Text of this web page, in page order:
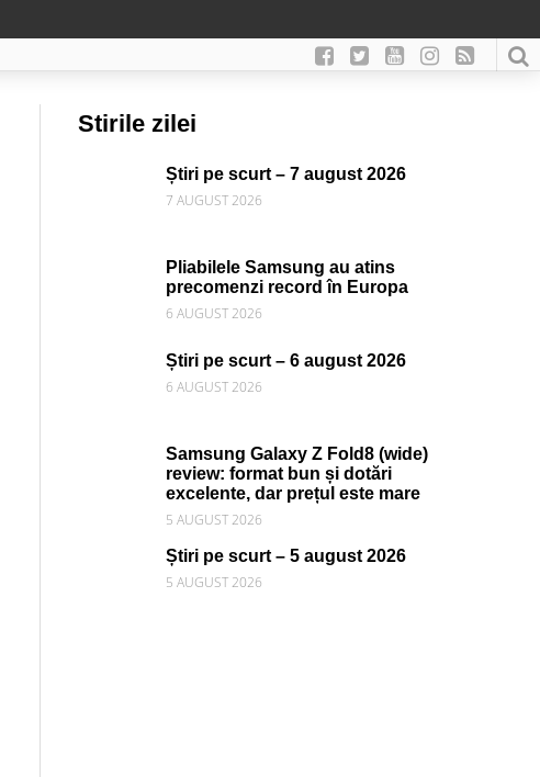
Stirile zilei
Știri pe scurt – 7 august 2026
7 AUGUST 2026
Pliabilele Samsung au atins
precomenzi record în Europa
6 AUGUST 2026
Știri pe scurt – 6 august 2026
6 AUGUST 2026
Samsung Galaxy Z Fold8 (wide)
review: format bun și dotări
excelente, dar prețul este mare
5 AUGUST 2026
Știri pe scurt – 5 august 2026
5 AUGUST 2026